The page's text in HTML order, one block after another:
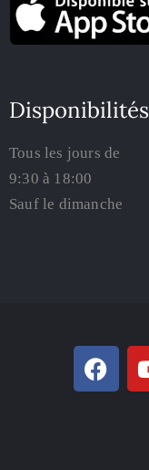
Disponibilités
Tous les jours de
9:30 à 18:00
Sauf le dimanche